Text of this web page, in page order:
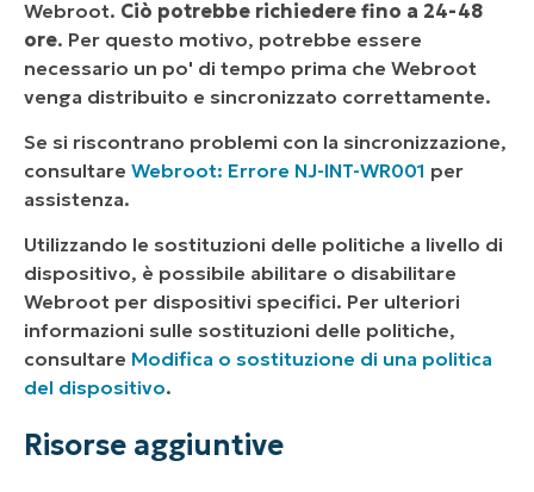
Webroot. Ciò potrebbe richiedere fino a 24-48
ore. Per questo motivo, potrebbe essere
necessario un po' di tempo prima che Webroot
venga distribuito e sincronizzato correttamente.
Se si riscontrano problemi con la sincronizzazione,
consultare Webroot: Errore NJ-INT-WR001 per
assistenza.
Utilizzando le sostituzioni delle politiche a livello di
dispositivo, è possibile abilitare o disabilitare
Webroot per dispositivi specifici. Per ulteriori
informazioni sulle sostituzioni delle politiche,
consultare Modifica o sostituzione di una politica
del dispositivo.
Risorse aggiuntive